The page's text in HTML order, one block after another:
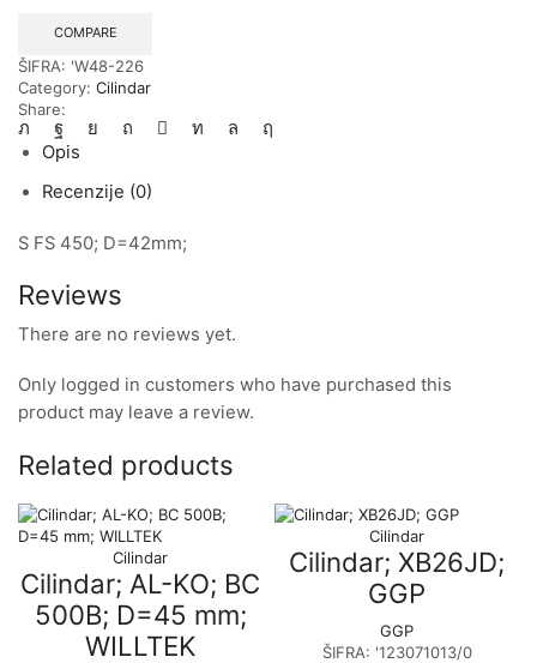
COMPARE
ŠIFRA: 'W48-226
Category: Cilindar
Share:
Opis
Recenzije (0)
S FS 450; D=42mm;
Reviews
There are no reviews yet.
Only logged in customers who have purchased this
product may leave a review.
Related products
Cilindar
Cilindar; AL-KO; BC
500B; D=45 mm;
WILLTEK
Cilindar
Cilindar; XB26JD;
GGP
GGP
ŠIFRA: '123071013/0